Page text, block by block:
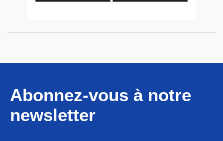
Abonnez-vous à notre
newsletter